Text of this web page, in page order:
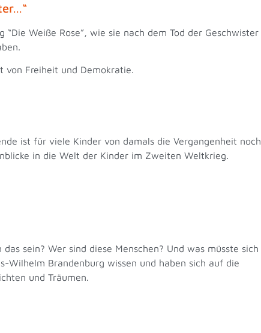
Weiße Rose”, wie sie nach dem Tod der Geschwister
von Freiheit und Demokratie.
ist für viele Kinder von damals die Vergangenheit noch
in die Welt der Kinder im Zweiten Weltkrieg.
sein? Wer sind diese Menschen? Und was müsste sich
Wilhelm Brandenburg wissen und haben sich auf die
und Träumen.